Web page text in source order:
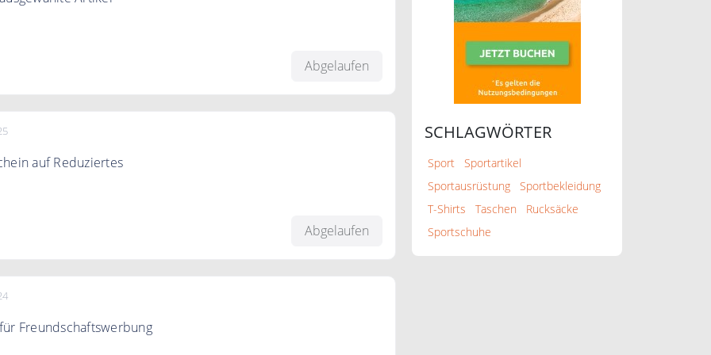
Abgelaufen
auf Reduziertes
Abgelaufen
Freundschaftswerbung
SCHLAGWÖRTER
Sport
Sportartikel
Sportausrüstung
Sportbekleidung
T-Shirts
Taschen
Rucksäcke
Sportschuhe